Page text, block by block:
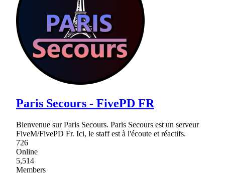
Paris Secours - FivePD FR
Bienvenue sur Paris Secours. Paris Secours est un serveur
FiveM/FivePD Fr. Ici, le staff est à l'écoute et réactifs.
726
Online
5,514
Members